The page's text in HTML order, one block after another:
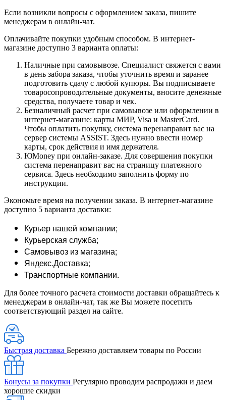
Если возникли вопросы с оформлением заказа, пишите
менеджерам в онлайн-чат.
Оплачивайте покупки удобным способом. В интернет-
магазине доступно 3 варианта оплаты:
Наличные при самовывозе. Специалист свяжется с вами
в день забора заказа, чтобы уточнить время и заранее
подготовить сдачу с любой купюры. Вы подписываете
товаросопроводительные документы, вносите денежные
средства, получаете товар и чек.
Безналичный расчет при самовывозе или оформлении в
интернет-магазине: карты МИР, Visa и MasterCard.
Чтобы оплатить покупку, система перенаправит вас на
сервер системы ASSIST. Здесь нужно ввести номер
карты, срок действия и имя держателя.
ЮMoney при онлайн-заказе. Для совершения покупки
система перенаправит вас на страницу платежного
сервиса. Здесь необходимо заполнить форму по
инструкции.
Экономьте время на получении заказа. В интернет-магазине
доступно 5 варианта доставки:
Курьер нашей компании;
Курьерская служба;
Самовывоз из магазина;
Яндекс.Доставка;
Транспортные компании.
Для более точного расчета стоимости доставки обращайтесь к
менеджерам в онлайн-чат, так же Вы можете посетить
соответствующий раздел на сайте.
Быстрая доставка Бережно доставляем товары по России
Бонусы за покупки Регулярно проводим распродажи и даем
хорошие скидки